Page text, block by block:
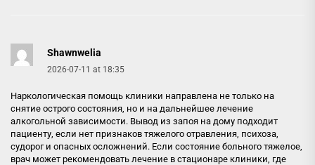
Shawnwelia
2026-07-11 at 18:35
Наркологическая помощь клиники направлена не только на
снятие острого состояния, но и на дальнейшее лечение
алкогольной зависимости. Вывод из запоя на дому подходит
пациенту, если нет признаков тяжелого отравления, психоза,
судорог и опасных осложнений. Если состояние больного тяжелое,
врач может рекомендовать лечение в стационаре клиники, где